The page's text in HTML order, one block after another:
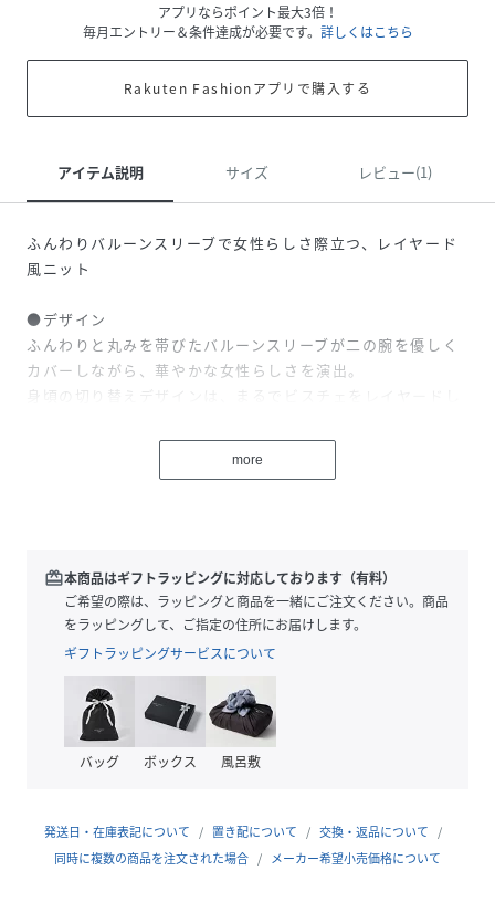
アプリならポイント最大3倍！
毎月エントリー＆条件達成が必要です。 詳しくはこちら
Rakuten Fashionアプリで購入する
アイテム説明 サイズ レビュー(1)
ふんわりバルーンスリーブで女性らしさ際立つ、レイヤード
風ニット
●デザイン
ふんわりと丸みを帯びたバルーンスリーブが二の腕を優しく
カバーしながら、華やかな女性らしさを演出。
身頃の切り替えデザインは、まるでビスチェをレイヤードし
ボトムスにタックインするとウエストラインが際立ち、スタ
●素材
柔らかく程よい厚みの生地は、軽やかで着心地抜群。
一部透け感があることで抜け感をプラスし、涼しげで女性ら
しい印象に。
伸縮性があるため、動きやすく長時間の着用でも快適です。
裏地：なし
透け感：一部あり
●スタイリングイメージ
more
redeem本商品はギフトラッピングに対応しております（有料）
ご希望の際は、ラッピングと商品を一緒にご注文ください。商品
をラッピングして、ご指定の住所にお届けします。
ギフトラッピングサービスについて
バッグ ボックス 風呂敷
発送日・在庫表記について 置き配について
交換・返品について
同時に複数の商品を注文された場合
メーカー希望小売価格について